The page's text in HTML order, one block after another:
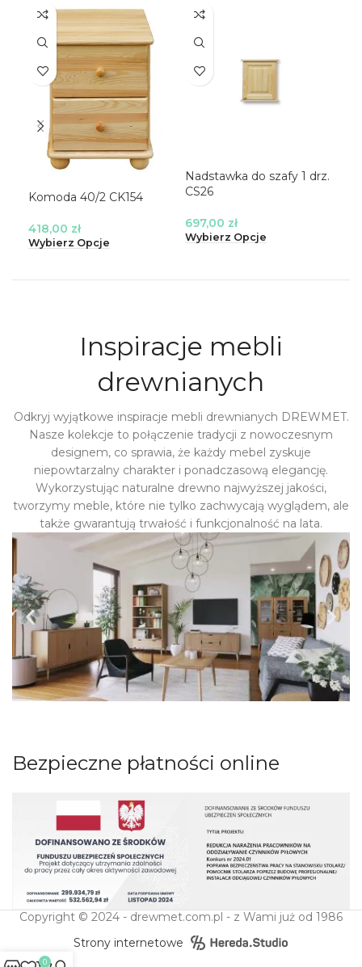
Komoda 40/2 CK154
418,00 zł
Wybierz Opcje
Nadstawka do szafy 1 drz.
CS26
697,00 zł
Wybierz Opcje
Inspiracje mebli
drewnianych
Odkryj wyjątkowe inspiracje mebli drewnianych DREWMET.
Nasze kolekcje to połączenie tradycji z nowoczesnym
designem, co sprawia, że każdy mebel zyskuje
niepowtarzalny charakter i ponadczasową elegancję.
Wykorzystując naturalne drewno najwyższej jakości,
tworzymy meble, które nie tylko zachwycają wyglądem, ale
także gwarantują trwałość i funkcjonalność na lata.
Bezpieczne płatności online
Copyright © 2024 - drewmet.com.pl - z Wami już od 1986
Strony internetowe
0